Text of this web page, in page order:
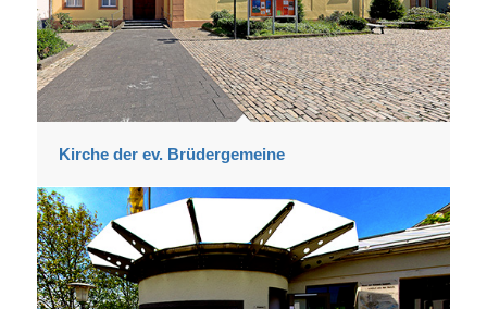
Kirche der ev. Brüdergemeine